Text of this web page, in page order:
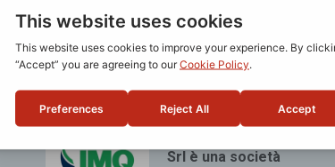
Advice Pharma Group
Srl è una società